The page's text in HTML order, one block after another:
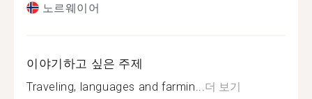
노르웨이어
이야기하고 싶은 주제
Traveling, languages and farmin... 더 보기